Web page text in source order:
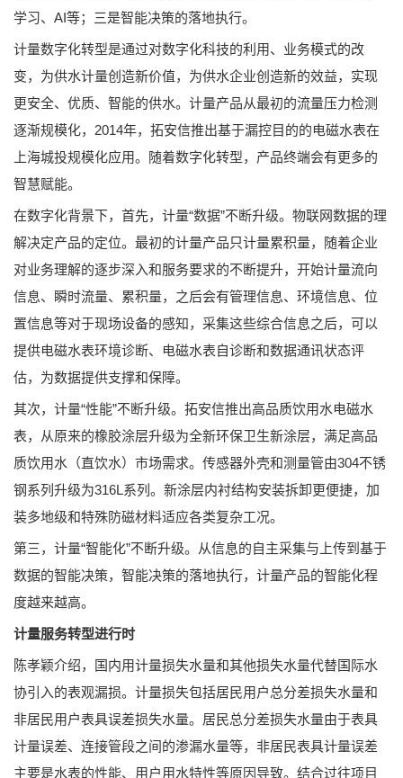
学习、AI等；三是智能决策的落地执行。
计量数字化转型是通过对数字化科技的利用、业务模式的改
变，为供水计量创造新价值，为供水企业创造新的效益，实现
更安全、优质、智能的供水。计量产品从最初的流量压力检测
逐渐规模化，2014年，拓安信推出基于漏控目的的电磁水表在
上海城投规模化应用。随着数字化转型，产品终端会有更多的
智慧赋能。
在数字化背景下，首先，计量“数据”不断升级。物联网数据的理
解决定产品的定位。最初的计量产品只计量累积量，随着企业
对业务理解的逐步深入和服务要求的不断提升，开始计量流向
信息、瞬时流量、累积量，之后会有管理信息、环境信息、位
置信息等对于现场设备的感知，采集这些综合信息之后，可以
提供电磁水表环境诊断、电磁水表自诊断和数据通讯状态评
估，为数据提供支撑和保障。
其次，计量“性能”不断升级。拓安信推出高品质饮用水电磁水
表，从原来的橡胶涂层升级为全新环保卫生新涂层，满足高品
质饮用水（直饮水）市场需求。传感器外壳和测量管由304不锈
钢系列升级为316L系列。新涂层内衬结构安装拆卸更便捷，加
装多地级和特殊防磁材料适应各类复杂工况。
第三，计量“智能化”不断升级。从信息的自主采集与上传到基于
数据的智能决策，智能决策的落地执行，计量产品的智能化程
度越来越高。
计量服务转型进行时
陈孝颖介绍，国内用计量损失水量和其他损失水量代替国际水
协引入的表观漏损。计量损失包括居民用户总分差损失水量和
非居民用户表具误差损失水量。居民总分差损失水量由于表具
计量误差、连接管段之间的渗漏水量等，非居民表具计量误差
主要是水表的性能、用户用水特性等原因导致。结合过往项目